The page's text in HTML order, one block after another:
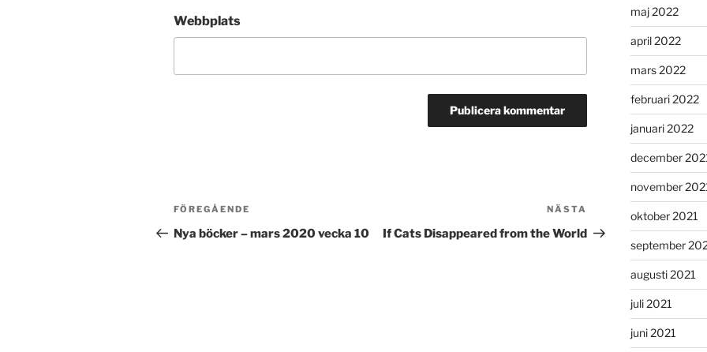
Webbplats
Inläggsnavigering
Föregående
inlägg
FÖREGÅENDE
Nya böcker – mars 2020 vecka 10
inlägg
NÄSTA
If Cats Disappeared from the World
maj 2022
april 2022
mars 2022
februari 2022
januari 2022
december
november
oktober 2021
september
augusti 2021
juli 2021
juni 2021